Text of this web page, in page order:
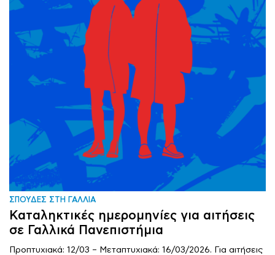
ΣΠΟΥΔΕΣ ΣΤΗ ΓΑΛΛΙΑ
Καταληκτικές ημερομηνίες για αιτήσεις
σε Γαλλικά Πανεπιστήμια
Προπτυχιακά: 12/03 – Μεταπτυχιακά: 16/03/2026. Για αιτήσεις